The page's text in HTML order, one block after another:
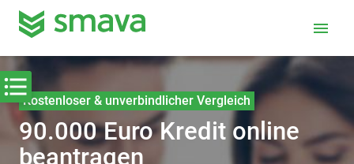
menu
Kostenloser & unverbindlicher Vergleich
90.000 Euro Kredit online
beantragen